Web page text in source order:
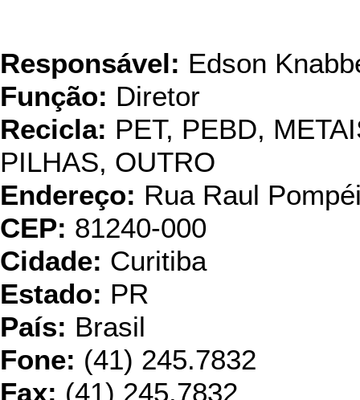
Responsável: Edson
Função: Diretor
Recicla: PET, PEBD,
PILHAS, OUTRO
Endereço: Rua Raul
CEP: 81240-000
Cidade: Curitiba
Estado: PR
País: Brasil
Fone: (41) 245.7832
Fax: (41) 245.7832